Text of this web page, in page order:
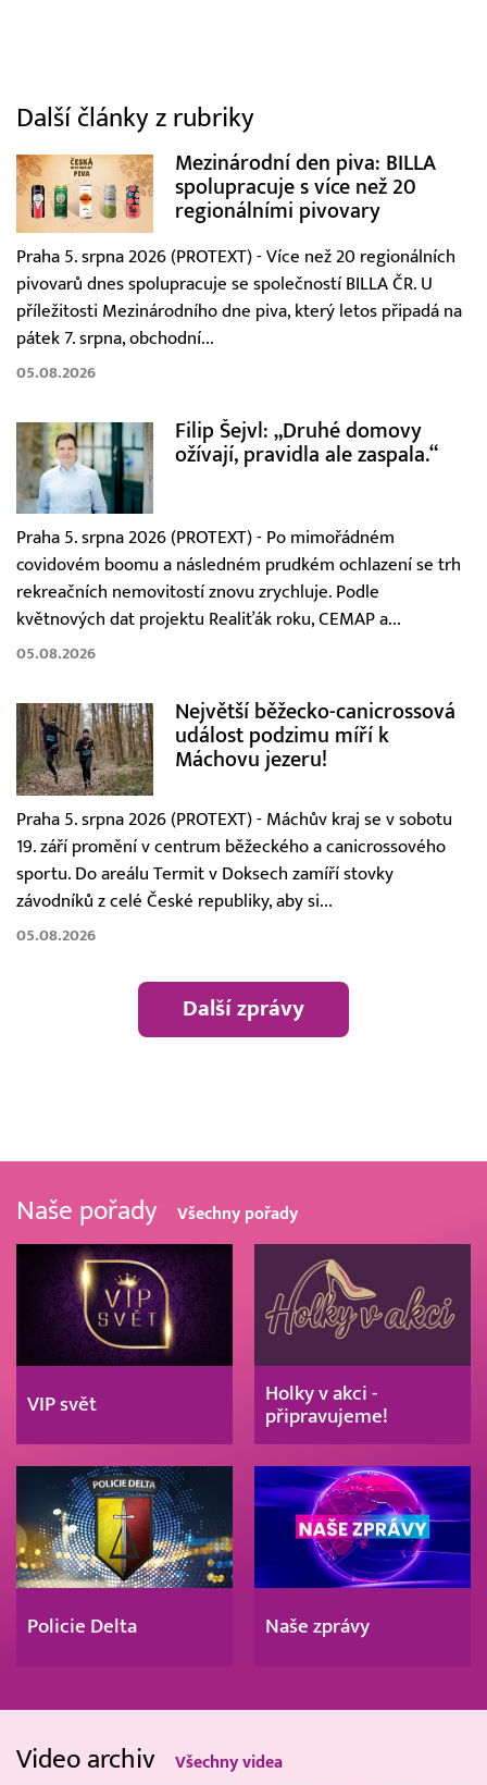
Další články z rubriky
Mezinárodní den piva: BILLA
spolupracuje s více než 20
regionálními pivovary
Praha 5. srpna 2026 (PROTEXT) - Více než 20 regionálních
pivovarů dnes spolupracuje se společností BILLA ČR. U
příležitosti Mezinárodního dne piva, který letos připadá na
pátek 7. srpna, obchodní...
05.08.2026
Filip Šejvl: „Druhé domovy
ožívají, pravidla ale zaspala.“
Praha 5. srpna 2026 (PROTEXT) - Po mimořádném
covidovém boomu a následném prudkém ochlazení se trh
rekreačních nemovitostí znovu zrychluje. Podle
květnových dat projektu Realiťák roku, CEMAP a...
05.08.2026
Největší běžecko-canicrossová
událost podzimu míří k
Máchovu jezeru!
Praha 5. srpna 2026 (PROTEXT) - Máchův kraj se v sobotu
19. září promění v centrum běžeckého a canicrossového
sportu. Do areálu Termit v Doksech zamíří stovky
závodníků z celé České republiky, aby si...
05.08.2026
Další zprávy
Naše pořady Všechny pořady
VIP svět
Holky v akci -
připravujeme!
Policie Delta Naše zprávy
Video archiv Všechny videa